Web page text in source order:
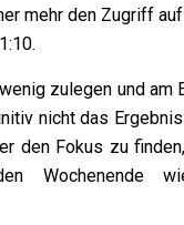
mehr den Zugriff
zulegen und am
nicht das
den Fokus zu
Wochenende